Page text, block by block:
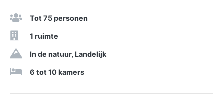
Tot 75 personen
1 ruimte
In de natuur, Landelijk
6 tot 10 kamers